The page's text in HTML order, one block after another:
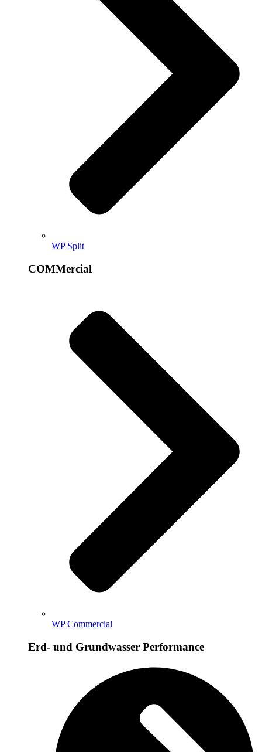
WP Split
COMMercial
WP Commercial
Erd- und Grundwasser Performance